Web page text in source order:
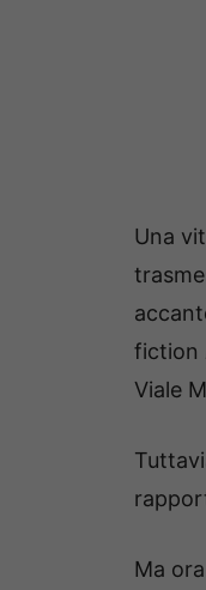
Una
fiction
Viale
Ma